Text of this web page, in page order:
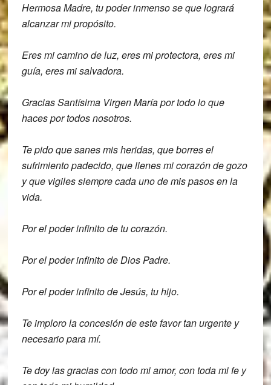
Hermosa Madre, tu poder inmenso se quelogrará
alcanzar mi propósito.
Eres mi camino de luz, eres mi protectora, eres mi
guía, eres mi salvadora.
Gracias Santísima Virgen María por todolo que
haces por todos nosotros.
Te pidoque sanes mis heridas, que borres el
sufrimiento padecido, que llenes micorazón de gozo
y que vigiles siemprecada uno de mis pasos en la
vida.
Por el poder infinito de tu corazón.
Por el poder infinito de Dios Padre.
Por el poder infinito de Jesús, tu hijo.
Te imploro la concesión de este favortan urgente y
necesario para mí.
Te doy las gracias con todo mi amor, contoda mi fe y